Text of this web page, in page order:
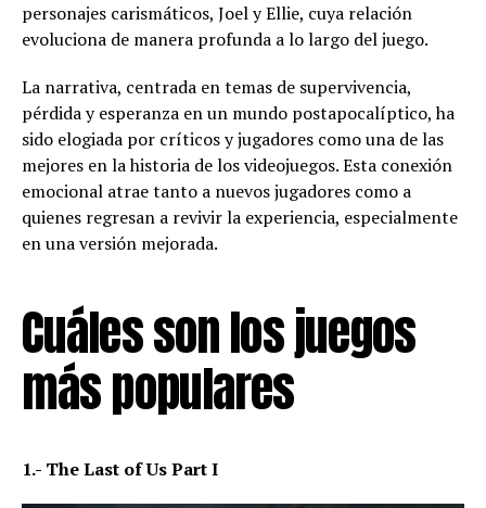
personajes carismáticos, Joel y Ellie, cuya relación
evoluciona de manera profunda a lo largo del juego.
La narrativa, centrada en temas de supervivencia,
pérdida y esperanza en un mundo postapocalíptico, ha
sido elogiada por críticos y jugadores como una de las
mejores en la historia de los videojuegos. Esta conexión
emocional atrae tanto a nuevos jugadores como a
quienes regresan a revivir la experiencia, especialmente
en una versión mejorada.
Cuáles son los juegos
más populares
1.- The Last of Us Part I